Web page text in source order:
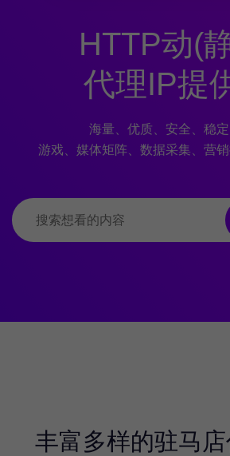
HTTP动(
代理IP提
海量、优质、安全、稳
游戏、媒体矩阵、数据采集、营
丰富多样的驻马